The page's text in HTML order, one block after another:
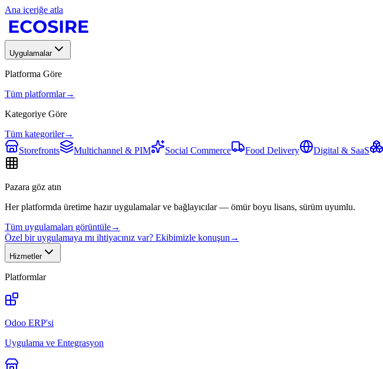
Ana içeriğe atla
Uygulamalar
Platforma Göre
Tüm platformlar→
Kategoriye Göre
Tüm kategoriler→
Storefronts
Multichannel & PIM Social Commerce Food Delivery Digital & SaaS
Pazara göz atın
Her platformda üretime hazır uygulamalar ve bağlayıcılar — ömür boyu lisans, sürüm uyumlu.
Tüm uygulamaları görüntüle→
Özel bir uygulamaya mı ihtiyacınız var? Ekibimizle konuşun →
Hizmetler
Platformlar
Odoo ERP'si
Uygulama ve Entegrasyon